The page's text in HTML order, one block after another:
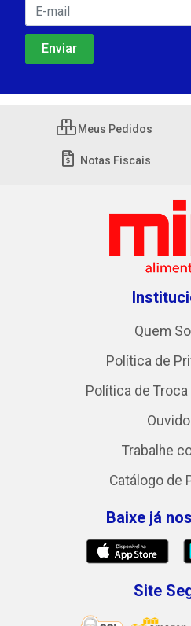
Meus Pedidos
Notas Fiscais
Quem
Política de
Política de
Trabalhe
Catálogo de
Baixe já
Site